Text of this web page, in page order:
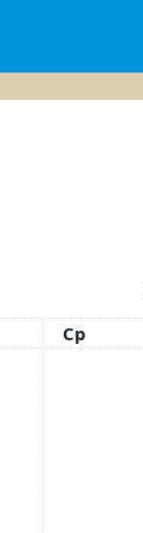
Среда
Ср